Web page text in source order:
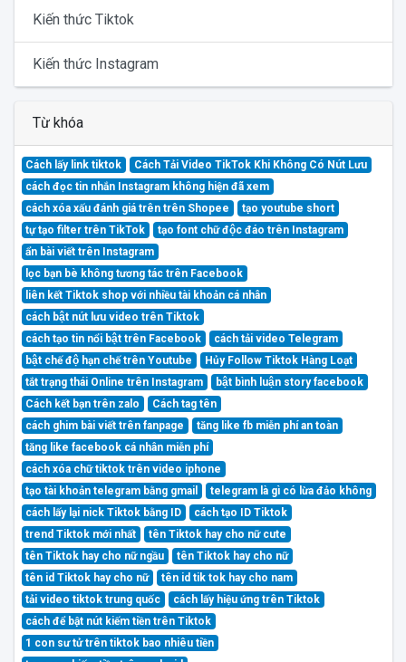
Kiến thức Tiktok
Kiến thức Instagram
Từ khóa
Cách lấy link tiktok
Cách Tải Video TikTok Khi Không Có Nút Lưu
cách đọc tin nhắn Instagram không hiện đã xem
cách xóa xấu đánh giá trên trên Shopee
tạo youtube short
tự tạo filter trên TikTok
tạo font chữ độc đáo trên Instagram
ẩn bài viết trên Instagram
lọc bạn bè không tương tác trên Facebook
liên kết Tiktok shop với nhiều tài khoản cá nhân
cách bật nút lưu video trên Tiktok
cách tạo tin nổi bật trên Facebook
cách tải video Telegram
bật chế độ hạn chế trên Youtube
Hủy Follow Tiktok Hàng Loạt
tắt trạng thái Online trên Instagram
bật bình luận story facebook
Cách kết bạn trên zalo
Cách tag tên
cách ghim bài viết trên fanpage
tăng like fb miễn phí an toàn
tăng like facebook cá nhân miễn phí
cách xóa chữ tiktok trên video iphone
tạo tài khoản telegram bằng gmail
telegram là gì có lừa đảo không
cách lấy lại nick Tiktok bằng ID
cách tạo ID Tiktok
trend Tiktok mới nhất
tên Tiktok hay cho nữ cute
tên Tiktok hay cho nữ ngầu
tên Tiktok hay cho nữ
tên id Tiktok hay cho nữ
tên id tik tok hay cho nam
tải video tiktok trung quốc
cách lấy hiệu ứng trên Tiktok
cách để bật nút kiếm tiền trên Tiktok
1 con sư tử trên tiktok bao nhiêu tiền